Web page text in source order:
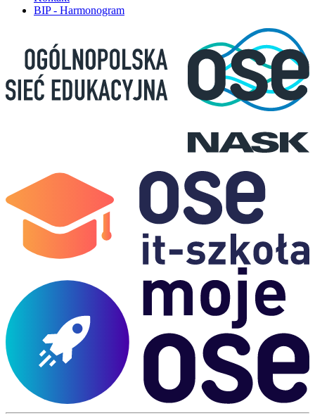
BIP - Harmonogram